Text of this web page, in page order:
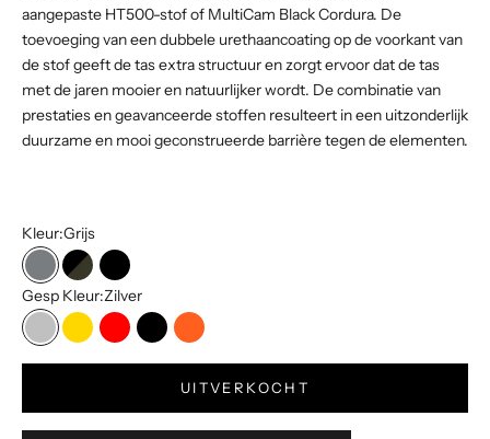
aangepaste HT500-stof of MultiCam Black Cordura. De
toevoeging van een dubbele urethaancoating op de voorkant van
de stof geeft de tas extra structuur en zorgt ervoor dat de tas
met de jaren mooier en natuurlijker wordt. De combinatie van
prestaties en geavanceerde stoffen resulteert in een uitzonderlijk
duurzame en mooi geconstrueerde barrière tegen de elementen.
Kleur:Grijs
Grijs Zwart Camo
Zwart
Gesp Kleur:Zilver
ZilverGoudRoodZwartOranje
UITVERKOCHT